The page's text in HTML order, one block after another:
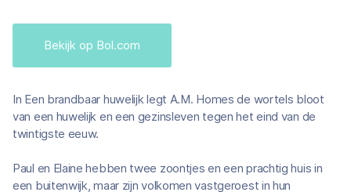
Bekijk op Bol.com
In Een brandbaar huwelijk legt A.M. Homes de wortels bloot
van een huwelijk en een gezinsleven tegen het eind van de
twintigste eeuw.
Paul en Elaine hebben twee zoontjes en een prachtig huis in
een buitenwijk, maar zijn volkomen vastgeroest in hun